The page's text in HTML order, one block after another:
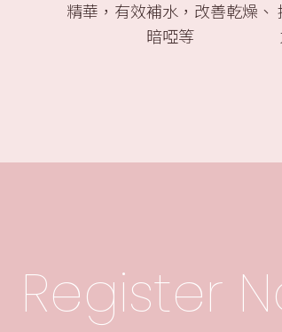
精華，有效補水，改善乾燥、
暗啞等
Register